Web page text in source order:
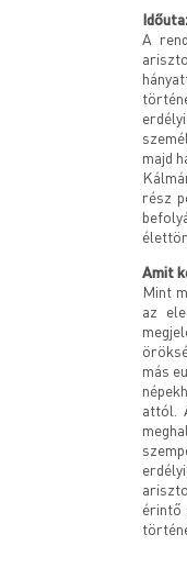
A
majd
rész
Amit
Mint
az
más
attól.
érintő